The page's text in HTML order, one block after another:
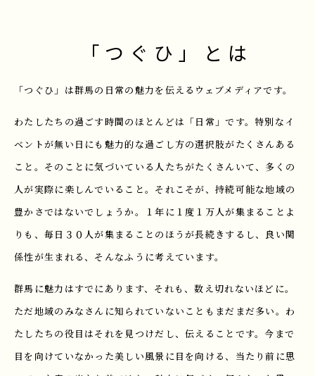
「つぐひ」とは
「つぐひ」は群馬の日常の魅力を伝えるウェブメディアです。
わたしたちの過ごす時間のほとんどは「日常」です。特別なイ
ベントが無い日にも魅力的な過ごし方の選択肢がたくさんある
こと。そのことに気づいている人たちがたくさんいて、多くの
人が実際に楽しんでいること。それこそが、持続可能な地域の
豊かさではないでしょうか。１年に１度１万人が集まることよ
りも、毎日３０人が集まることのほうが長続きするし、良い関
係性が生まれる、そんなふうに考えています。
群馬に魅力はすでにあります、それも、数え切れないほどに。
ただ地域のみなさんに知られていないこともまだまだ多い。わ
たしたちの役目はそれを見つけだし、伝えることです。今まで
目を向けていなかった美しい風景に目を向ける、当たり前に思